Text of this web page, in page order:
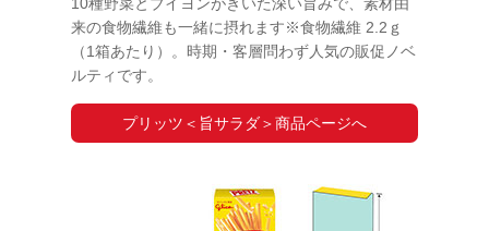
来の食物繊維も一緒に摂れます※食物繊維 2.2ｇ
（1箱あたり）。時期・客層問わず人気の販促ノベ
ルティです。
プリッツ＜旨サラダ＞商品ページへ